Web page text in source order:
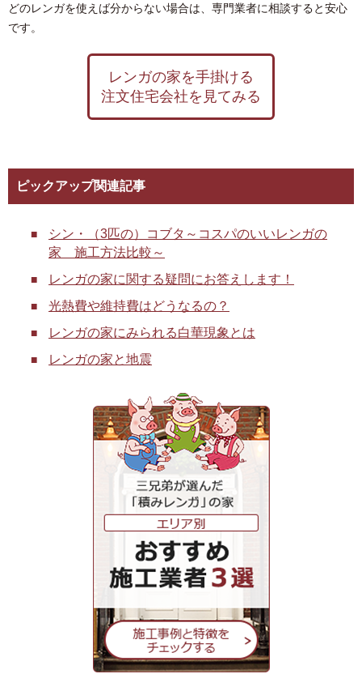
どのレンガを使えば分からない場合は、専門業者に相談すると安心
です。
レンガの家を手掛ける
注文住宅会社を見てみる
ピックアップ関連記事
シン・（3匹の）コブタ～コスパのいいレンガの
家 施工方法比較～
レンガの家に関する疑問にお答えします！
光熱費や維持費はどうなるの？
レンガの家にみられる白華現象とは
レンガの家と地震